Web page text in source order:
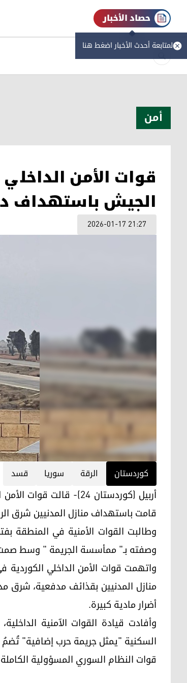
حصاد الأخبار
لمتابعة أحدث الأخبار اضغط هنا
أمن
قوات الأمن
الجيش باستهداف
2026-01-17 21:27
کوردستان الرقة سوريا قسد
أربيل (كوردستان 24)-
قامت باستهداف منازل المدنيين شرق
وطالبت القوات الأمنية في المنطقة
وصفته بـ" ممأسسة الجريمة " وسط
واتهمت قوات الأمن الداخلي
منازل المدنيين بقذائف مدفعية، شرق
أضرار مادية كبيرة.
وأفادت قيادة القوات الآمنية
السكنية "يمثل جريمة حرب إضافية" تُضمُ
قوات النظام السوري المسؤولية